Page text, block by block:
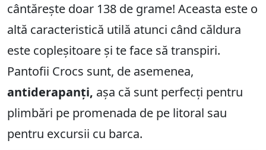
cântărește doar 138 de grame! Aceasta este o
altă caracteristică utilă atunci când căldura
este copleșitoare și te face să transpiri.
Pantofii Crocs sunt, de asemenea,
antiderapanți, așa că sunt perfecți pentru
plimbări pe promenada de pe litoral sau
pentru excursii cu barca.